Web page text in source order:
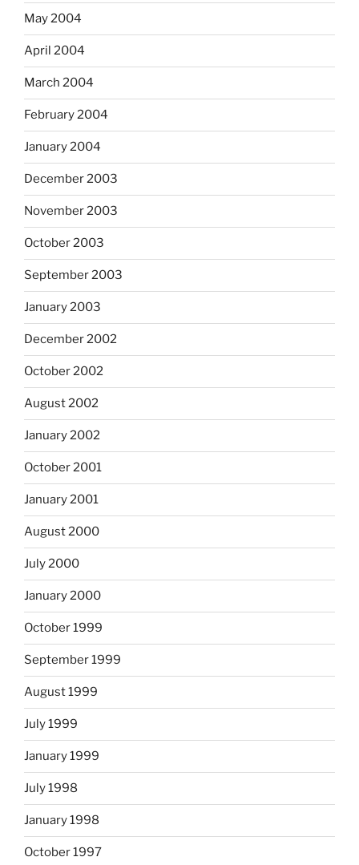
May 2004
April 2004
March 2004
February 2004
January 2004
December 2003
November 2003
October 2003
September 2003
January 2003
December 2002
October 2002
August 2002
January 2002
October 2001
January 2001
August 2000
July 2000
January 2000
October 1999
September 1999
August 1999
July 1999
January 1999
July 1998
January 1998
October 1997